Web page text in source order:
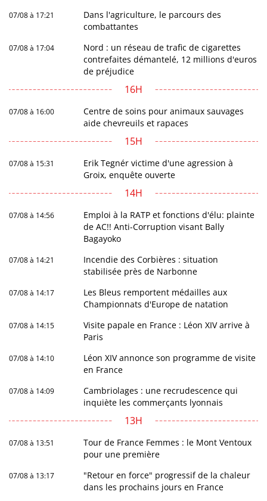
07/08 à 17:21
Dans l'agriculture, le parcours des
combattantes
07/08 à 17:04
Nord : un réseau de trafic de cigarettes
contrefaites démantelé, 12 millions d'euros
de préjudice
16H
07/08 à 16:00
Centre de soins pour animaux sauvages
aide chevreuils et rapaces
15H
07/08 à 15:31
Erik Tegnér victime d'une agression à
Groix, enquête ouverte
14H
07/08 à 14:56
Emploi à la RATP et fonctions d'élu: plainte
de AC!! Anti-Corruption visant Bally
Bagayoko
07/08 à 14:21
Incendie des Corbières : situation
stabilisée près de Narbonne
07/08 à 14:17
Les Bleus remportent médailles aux
Championnats d'Europe de natation
07/08 à 14:15
Visite papale en France : Léon XIV arrive à
Paris
07/08 à 14:10
Léon XIV annonce son programme de visite
en France
07/08 à 14:09
Cambriolages : une recrudescence qui
inquiète les commerçants lyonnais
13H
07/08 à 13:51
Tour de France Femmes : le Mont Ventoux
pour une première
07/08 à 13:17
"Retour en force" progressif de la chaleur
dans les prochains jours en France